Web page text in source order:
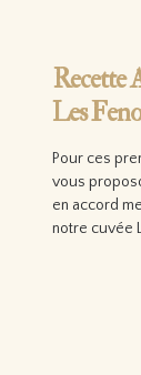
Recette
Les
Pour ces
vous
en accord
notre cuvée